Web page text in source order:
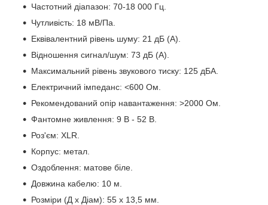
Частотний діапазон: 70-18 000 Гц.
Чутливість: 18 мВ/Па.
Еквівалентний рівень шуму: 21 дБ (A).
Відношення сигнал/шум: 73 дБ (A).
Максимальний рівень звукового тиску: 125 дБА.
Електричний імпеданс: <600 Ом.
Рекомендований опір навантаження: >2000 Ом.
Фантомне живлення: 9 В - 52 В.
Роз'єм: XLR.
Корпус: метал.
Оздоблення: матове біле.
Довжина кабелю: 10 м.
Розміри (Д х Діам): 55 х 13,5 мм.